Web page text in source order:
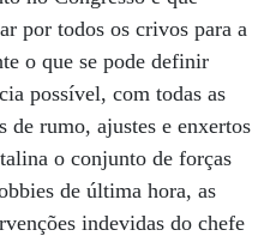
por todos os crivos para a
o que se pode definir
possível, com todas as
de rumo, ajustes e enxertos
o conjunto de forças
de última hora, as
indevidas do chefe